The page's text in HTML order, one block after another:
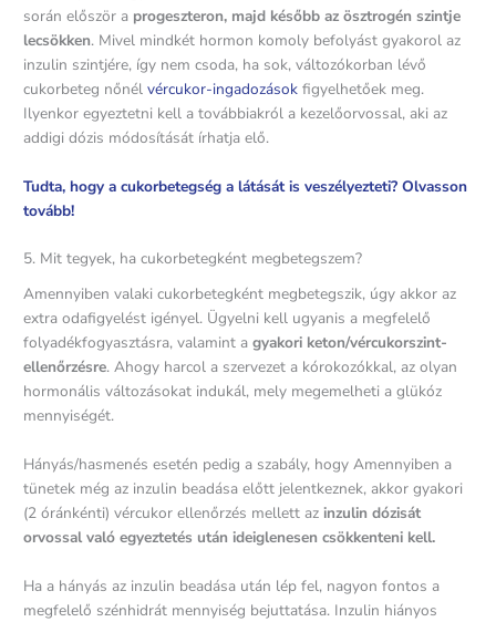
során először a progeszteron, majd később az ösztrogén szintje
lecsökken. Mivel mindkét hormon komoly befolyást gyakorol az
inzulin szintjére, így nem csoda, ha sok, változókorban lévő
cukorbeteg nőnélvércukor-ingadozások figyelhetőek meg.
Ilyenkor egyeztetni kell a továbbiakról a kezelőorvossal, aki az
addigi dózis módosítását írhatja elő.
Tudta, hogy a cukorbetegség a látását is veszélyezteti? Olvasson
tovább!
5. Mit tegyek, ha cukorbetegként megbetegszem?
Amennyiben valaki cukorbetegként megbetegszik, úgy akkor az
extra odafigyelést igényel. Ügyelni kell ugyanis a megfelelő
folyadékfogyasztásra, valamint agyakori keton/vércukorszint-
ellenőrzésre. Ahogy harcol a szervezet a kórokozókkal, az olyan
hormonális változásokat indukál, mely megemelheti a glükóz
mennyiségét.
Hányás/hasmenés esetén pedig a szabály, hogy Amennyiben a
tünetek még az inzulin beadása előtt jelentkeznek, akkor gyakori
(2 óránkénti) vércukor ellenőrzés mellett azinzulin dózisát
orvossal való egyeztetés után ideiglenesen csökkenteni kell.
Ha a hányás az inzulin beadása után lép fel, nagyon fontos a
megfelelő szénhidrát mennyiség bejuttatása. Inzulin hiányos